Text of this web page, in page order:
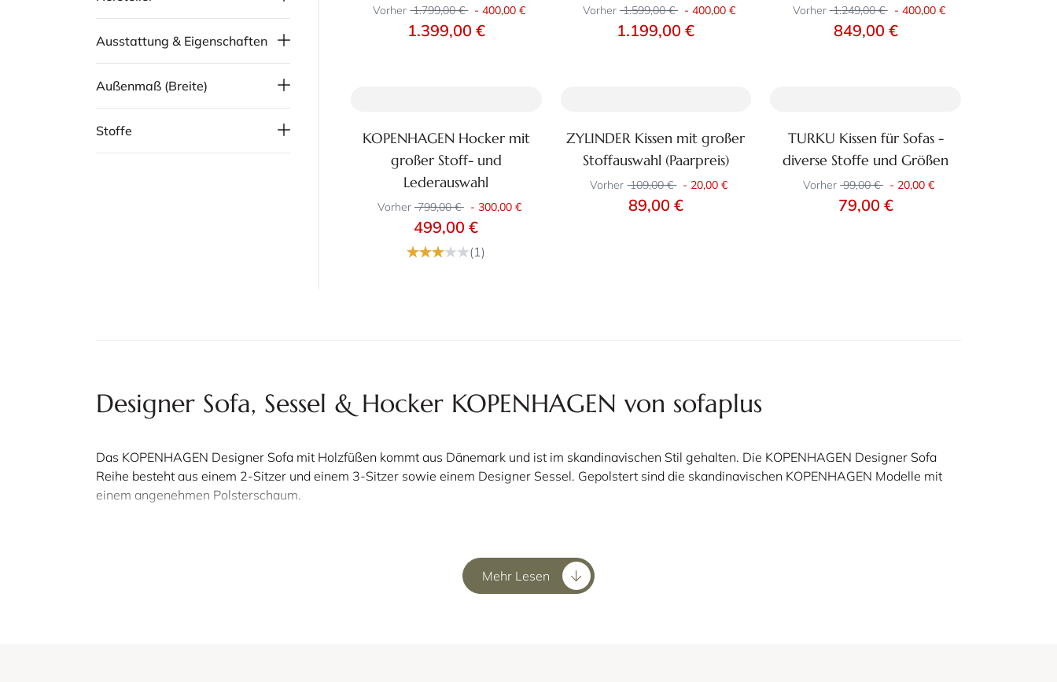
Ausstattung & Eigenschaften
Außenmaß (Breite)
Stoffe
Holzfüßen
Vorher 1.799,00 € - 400,00 €
1.399,00 €
Holzfüßen
Vorher 1.599,00 € - 400,00 €
1.199,00 €
Vorher 1.249,00 € - 400,00 €
849,00 €
Zum Produkt
KOPENHAGEN Hocker mit
großer Stoff- und
Lederauswahl
Vorher 799,00 € - 300,00 €
499,00 €
(1)
Zum Produkt
ZYLINDER Kissen mit großer
Stoffauswahl (Paarpreis)
Vorher 109,00 € - 20,00 €
89,00 €
Zum Produkt
TURKU Kissen für Sofas -
diverse Stoffe und Größen
Vorher 99,00 € - 20,00 €
79,00 €
Designer Sofa, Sessel & Hocker KOPENHAGEN von sofaplus
Das KOPENHAGEN Designer Sofa mit Holzfüßen kommt aus Dänemark und ist im skandinavischen Stil gehalten. Die KOPENHAGEN Designer Sofa
Reihe besteht aus einem 2-Sitzer und einem 3-Sitzer sowie einem Designer Sessel. Gepolstert sind die skandinavischen KOPENHAGEN Modelle mit
einem angenehmen Polsterschaum.
Das KOPENHAGEN Designer Sofa besitzt immer helle Holzfüße aus Eiche und kann entweder mit gemütlichen Polsterarmlehnen oder als
Mehr Lesen